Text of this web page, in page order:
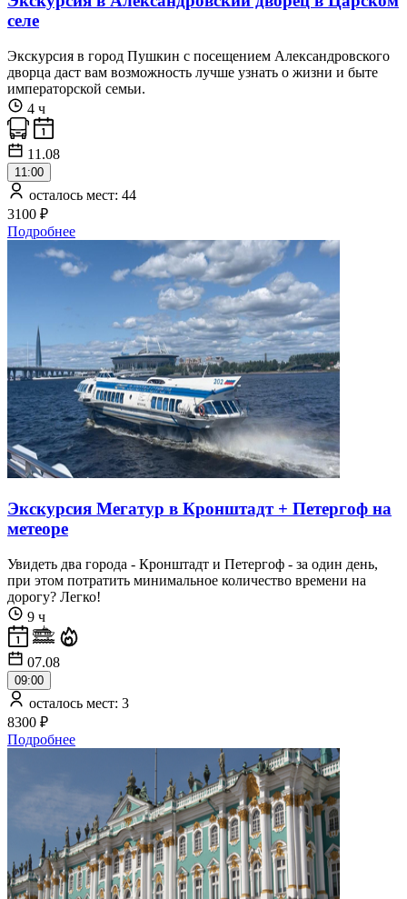
селе
Экскурсия в город Пушкин с посещением Александровского
дворца даст вам возможность лучше узнать о жизни и быте
императорской семьи.
4 ч
11.08
11:00
осталось мест: 44
3100 ₽
Подробнее
Экскурсия Мегатур в Кронштадт + Петергоф на
метеоре
Увидеть два города - Кронштадт и Петергоф - за один день,
при этом потратить минимальное количество времени на
дорогу? Легко!
9 ч
07.08
09:00
осталось мест: 3
8300 ₽
Подробнее